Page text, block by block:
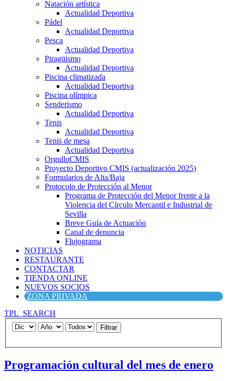
Natación artística
Actualidad Deportiva
Pádel
Actualidad Deportiva
Pesca
Actualidad Deportiva
Piragüismo
Actualidad Deportiva
Piscina climatizada
Actualidad Deportiva
Piscina olímpica
Senderismo
Actualidad Deportiva
Tenis
Actualidad Deportiva
Tenis de mesa
Actualidad Deportiva
OrgulloCMIS
Proyecto Deportivo CMIS (actualización 2025)
Formularios de Alta/Baja
Protocolo de Protección al Menor
Programa de Protección del Menor frente a la
Violencia del Círculo Mercantil e Industrial de
Sevilla
Breve Guía de Actuación
Canal de denuncia
Flujograma
NOTICIAS
RESTAURANTE
CONTACTAR
TIENDA ONLINE
NUEVOS SOCIOS
ZONA PRIVADA
TPL_SEARCH
Filtrar
Programación cultural del mes de enero